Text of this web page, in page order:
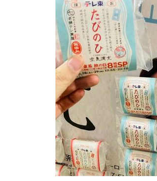
これが空気満充(くうきまんじゅ
セント使用の＜塩味＞をゲット
みなさんも以下詳細を一読し、緊張感でい
ど、リアルタイムで採取したロケ現場の新
＜ 2 3